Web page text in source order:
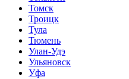
Томск
Троицк
Тула
Тюмень
Улан-Удэ
Ульяновск
Уфа